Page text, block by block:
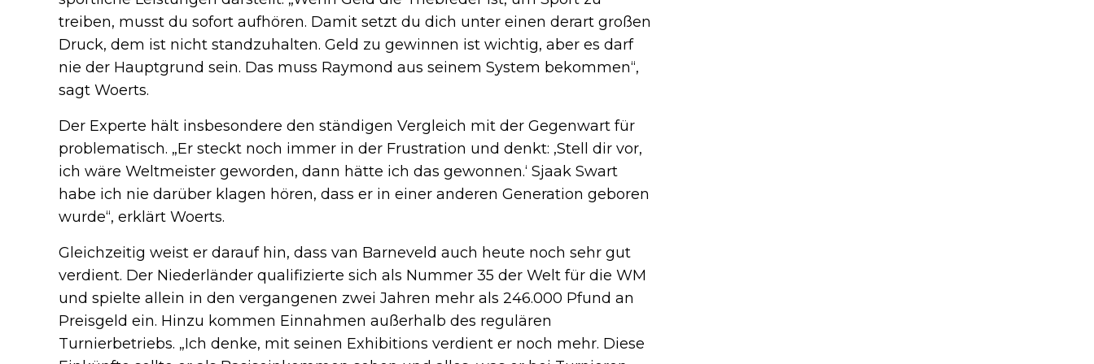
treiben, musst du sofort aufhören. Damit setzt du dich unter einen derart großen
Druck, dem ist nicht standzuhalten. Geld zu gewinnen ist wichtig, aber es darf
nie der Hauptgrund sein. Das muss Raymond aus seinem System bekommen“,
sagt Woerts.
Der Experte hält insbesondere den ständigen Vergleich mit der Gegenwart für
problematisch. „Er steckt noch immer in der Frustration und denkt: ,Stell dir vor,
ich wäre Weltmeister geworden, dann hätte ich das gewonnen.‘ Sjaak Swart
habe ich nie darüber klagen hören, dass er in einer anderen Generation geboren
wurde“, erklärt Woerts.
Gleichzeitig weist er darauf hin, dass van Barneveld auch heute noch sehr gut
verdient. Der Niederländer qualifizierte sich als Nummer 35 der Welt für die WM
und spielte allein in den vergangenen zwei Jahren mehr als 246.000 Pfund an
Preisgeld ein. Hinzu kommen Einnahmen außerhalb des regulären
Turnierbetriebs. „Ich denke, mit seinen Exhibitions verdient er noch mehr. Diese